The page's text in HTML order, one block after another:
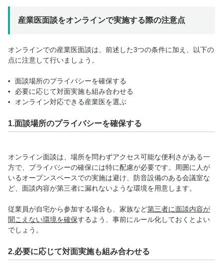
産業医面談をオンラインで実施する際の注意点
オンラインでの産業医面談は、前述した3つの条件に加え、以下の
点に注意して行いましょう。
面談場所のプライバシーを確保する
必要に応じて対面実施も組み合わせる
オンライン対応できる産業医を選ぶ
1.面談場所のプライバシーを確保する
オンライン面談は、場所を問わずアクセス可能な便利さがある一
方で、プライバシーの確保には特に配慮が必要です。周囲に人が
いるオープンスペースでの実施は避け、防音設備のある会議室な
ど、面談内容が第三者に漏れないような環境を用意します。
従業員が自宅から参加する場合も、家族など第三者に面談内容が
聞こえない環境を確保するよう、事前にルール化しておくとよい
でしょう。
2.必要に応じて対面実施も組み合わせる